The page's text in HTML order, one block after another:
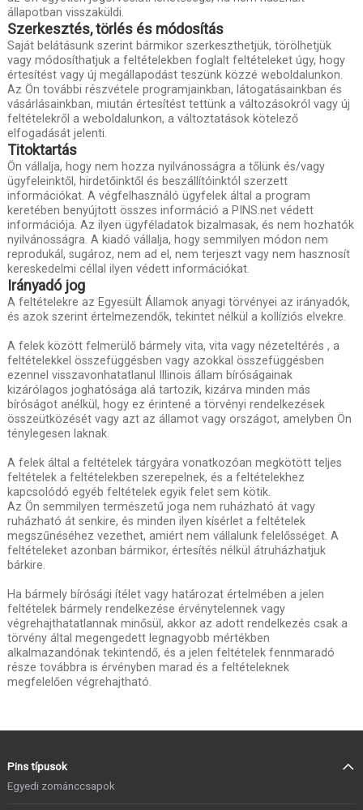
állapotban visszaküldi.
Szerkesztés, törlés és módosítás
Saját belátásunk szerint bármikor szerkeszthetjük, törölhetjük
vagy módosíthatjuk a feltételekben foglalt feltételeket úgy, hogy
értesítést vagy új megállapodást teszünk közzé weboldalunkon.
Az Ön további részvétele programjainkban, látogatásainkban és
vásárlásainkban, miután értesítést tettünk a változásokról vagy új
feltételekről a weboldalunkon, a változtatások kötelező
elfogadását jelenti.
Titoktartás
Ön vállalja, hogy nem hozza nyilvánosságra a tőlünk és/vagy
ügyfeleinktől, hirdetőinktől és beszállítóinktól szerzett
információkat. A végfelhasználó ügyfelek által a program
keretében benyújtott összes információ a PINS.net védett
információja. Az ilyen ügyféladatok bizalmasak, és nem hozhatók
nyilvánosságra. A kiadó vállalja, hogy semmilyen módon nem
reprodukál, sugároz, nem ad el, nem terjeszt vagy nem hasznosít
kereskedelmi céllal ilyen védett információkat.
Irányadó jog
A feltételekre az Egyesült Államok anyagi törvényei az irányadók,
és azok szerint értelmezendők, tekintet nélkül a kollíziós elvekre.
A felek között felmerülő bármely vita, vita vagy nézeteltérés , a
feltételekkel összefüggésben vagy azokkal összefüggésben
ezennel visszavonhatatlanul Illinois állam bíróságainak
kizárólagos joghatósága alá tartozik, kizárva minden más
bíróságot anélkül, hogy ez érintené a törvényi rendelkezések
összeütközését vagy azt az államot vagy országot, amelyben Ön
ténylegesen laknak.
A felek által a feltételek tárgyára vonatkozóan megkötött teljes
feltételek a feltételekben szerepelnek, és a feltételekhez
kapcsolódó egyéb feltételek egyik felet sem kötik.
Az Ön semmilyen természetű joga nem ruházható át vagy
ruházható át senkire, és minden ilyen kísérlet a feltételek
megszűnéséhez vezethet, amiért nem vállalunk felelősséget. A
feltételeket azonban bármikor, értesítés nélkül átruházhatjuk
bárkire.
Ha bármely bírósági ítélet vagy határozat értelmében a jelen
feltételek bármely rendelkezése érvénytelennek vagy
végrehajthatatlannak minősül, akkor az adott rendelkezés csak a
törvény által megengedett legnagyobb mértékben
alkalmazandónak tekintendő, és a jelen feltételek fennmaradó
része továbbra is érvényben marad és a feltételeknek
megfelelően végrehajtható.
Pins típusok
Egyedi zománccsapok